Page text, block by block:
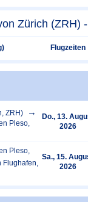
Zürich (ZRH)
Flugzeiten
ZRH)
Pleso,
Do., 13.
2026
Pleso,
Flughafen,
Sa., 15.
2026